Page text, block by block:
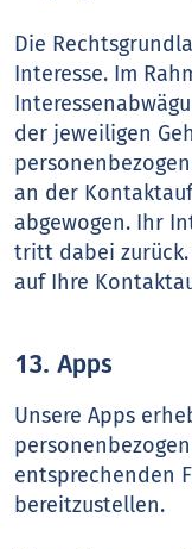
Die
Interesse. Im
der jeweiligen
an der
abgewogen. Ihr
tritt dabei
auf Ihre
13. Apps
Unsere Apps
entsprechenden
bereitzustellen.